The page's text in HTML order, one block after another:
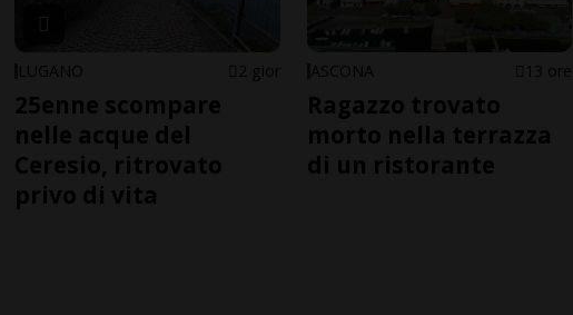
LUGANO 2 gior
25enne scompare
nelle acque del
Ceresio, ritrovato
privo di vita
ASCONA 13 ore
Ragazzo trovato
morto nella terrazza
di un ristorante